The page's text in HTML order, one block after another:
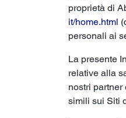
proprietà di
it/home.html
personali ai
La presente
relative alla
nostri
simili sui Siti